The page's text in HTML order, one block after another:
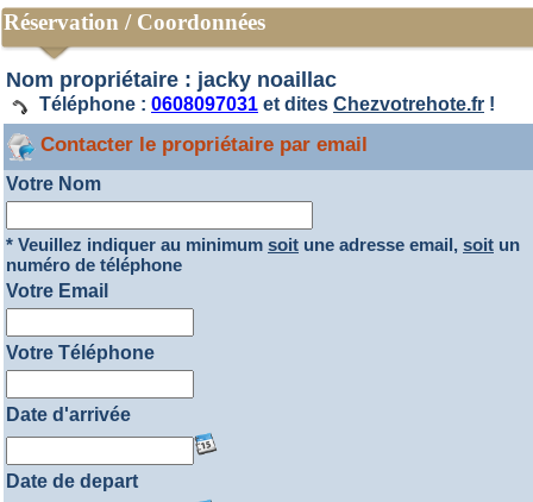
Réservation / Coordonnées
Nom propriétaire : jacky noaillac
Téléphone : 0608097031 et dites Chezvotrehote.fr !
Contacter le propriétaire par email
Votre Nom
* Veuillez indiquer au minimum soit une adresse email, soit un
numéro de téléphone
Votre Email
Votre Téléphone
Date d'arrivée
Date de depart